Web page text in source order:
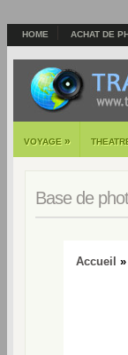
HOME ACHAT DE
VOYAGE »
Base de
Accueil »